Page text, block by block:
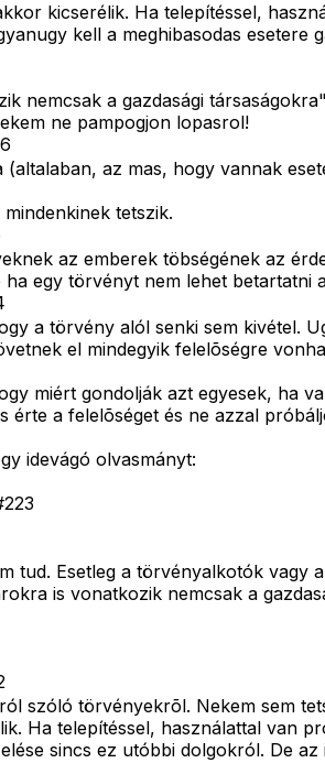
kicserélik. Ha telepítéssel,
kell a meghibasodas
nemcsak a gazdasági társaságokra"
ne pampogjon lopasrol!
az mas, hogy vannak
tetszik.
az emberek töbségének az
egy törvényt nem lehet betartatni
a törvény alól senki sem kivétel.
el mindegyik felelõségre
miért gondolják azt egyesek, ha
érte a felelõséget és ne azzal
idevágó olvasmányt:
223
tud. Esetleg a törvényalkotók vagy
is vonatkozik nemcsak a
szóló törvényekrõl. Nekem sem
Ha telepítéssel, használattal van
sincs ez utóbbi dolgokról. De